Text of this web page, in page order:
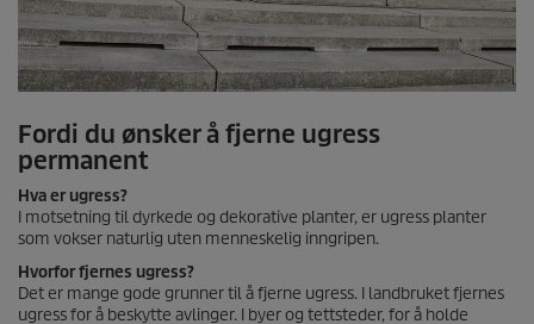
Fordi du ønsker å fjerne ugress
permanent
Hva er ugress?
I motsetning til dyrkede og dekorative planter, er ugress planter
som vokser naturlig uten menneskelig inngripen.
Hvorfor fjernes ugress?
Det er mange gode grunner til å fjerne ugress. I landbruket fjernes
ugress for å beskytte avlinger. I byer og tettsteder, for å holde